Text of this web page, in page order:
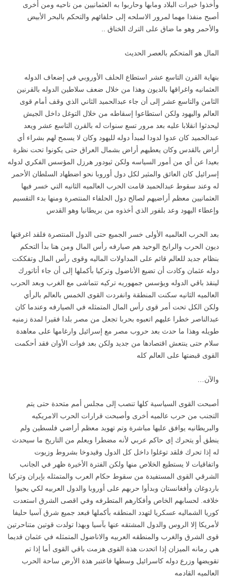
وأخذوا خيرات البلاد ومابها وحاربوا به العثمانيين من ناحيه ومن أخرى
أصبح منفذا مهما لمرور الاسلحه إلى حلفائهم والتحكم بالبحر الأبيض
والأحمر وهو ما ضاق على الترك الخناق ..
المال هو المتحكم بالعصر الحديث
بنهاية القرن التاسع عشر استطاع الحلف الأوروبي في إضعاف الدوله
العثمانيه واغراقها بالديون وهذا من خلال ضعف سلاطين الدوله بالقرنين
الثامن والتاسع عشر إلى أن جاء عبدالحميد الثاني الذي وقف أمام قوى
العالم واليهود ولكن استطاعوا إسقاطه من خلال التوغل داخل الجيش
ليحدثوا انقلابا عليه بعد مرور تسع سنوات له بالقرن التاسع عشر ويعد
عبدالحميد كان عدوا لدودا لمبدأ دوله لليهود وكان لا يسمح لهم بشراء أي
أراض بالقدس وكان يعطيهم أراض بشمال العراق حتى يكونوا تحت نظرة
بعيدا عن أي من أمور السياسه ولكن ثيودور هرزل المؤسس الفكري لدوله
إسرائيل كان العائق والمثير لكل دول أوروبا نحو اضطهاد السلطان الأحمر
له وعند سقوط عبدالحميد قامت الحرب العالميه الثانيه التي خسر فيها
العثمانيين معظم أراضيهم لصالح دول الحلفاء المنتصرة ومنها بدء التقسيم
وإعطاء اليهود وعد بلفور الذي أخذوه من بريطانيا وهو القدس
بعد الحرب العالميه الأولى خسر الجميع حتى الدول المنتصرة فلقد اغرقتها
ديون الحرب والرابح الوحيد هم صيارفه رأس المال ومن هنا بدأ التحكم
بنظام جديد للعالم قائم على المداولات الماليه وقوى رأس المال وتفككت
دوله عثمان وكادت أن تضيع الأناضول وتركيا بأكملها إلى أن جاء أتاتورك
لينقذ باقي الدوله ويؤسس جمهوريه تركيه تتماشى مع الغرب وبعد الحرب
العالميه الثانيه سكنت المنطقة وانفردت القوى الخمس بالعالم بالرأي
ولكن الكل تحت أمر قوى رأس المال المتمثله في الصيارفه وعندما كان
عبدالناصر خطرا عليهم اتعبوه بحربا تجعل من مصر بلدا فقيرا لمدة زمنيه
طويله وهذا ما حدث بعد حروب مصر مع إسرائيل وارغامها على معاهدة
سلام حتى ينتعش اقتصادها من جديد ولكن بعد فوات الأوان فقد أحكمت
القوى قبضتها على العالم كله
والآن…
أصبحت القوى السياسية كلها تنصب إلى مجلس أمم متحدة حتى يتم
التجنب من حرب عالميه أخرى وأصبحت قرارات الحرب الامريكيه
والبريطانيه يوافق عليها مباشرة وتم تهويد معظم أراضي فلسطين ولم
ينطق أو يتحرك إي حاكم عربي لأنه مضطرا ويعلم من التاريخ ما سيحدث
له إذا تحرك فلقد توغلوا داخل كل الدول وقيدوخا بشروط وزيوت
واتفاقيات لا يستطيع الخلاص منها ولكن الفترة الأخيرة ظهر في الجانب
الشرقي القوى المستفيدة من سقوط حكام العرب والمتمثله بإيران وتركيا
باردوغان وأفغانستان وبدأوا حربهم على أوروبا والدول العربيه لكي يحيوا
خلافه. لحسابهم الخاص وأفكارهم المتطرفه وفي اقصى الشرق استعدت
كوريا الشماليه عسكريا لتهدد المنطقه بأكملها فبعد جميع شرق آسيا حليفا
لأمريكا إلا الروس والدول المشتقه عنها بآسيا وبهذا تولدت قوتين متناحرتين
قوى الشرق والغرب والمنطقه العربيه والاناضول المتمثله في عثمان قديما
هي رمانه الميزان إذا اتحدت هذة القوى هزمت باقي القوى أما إذا تم
تقويضها وزرع دوله كاسرائيل وسطها فاعتبر هذة الأرض ساحة الحرب
العالميه القادمه